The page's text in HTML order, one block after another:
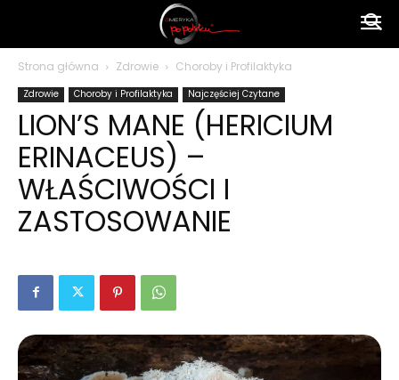
polsku
Strona główna Zdrowie Choroby i Profilaktyka
Zdrowie Choroby i Profilaktyka Najczęściej Czytane
LION’S MANE (HERICIUM
ERINACEUS) –
WŁAŚCIWOŚCI I
ZASTOSOWANIE